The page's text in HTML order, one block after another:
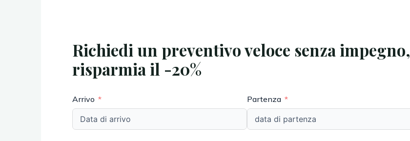
Richiedi un preventivo veloce senza impegno,
risparmia il -20%
Arrivo Partenza